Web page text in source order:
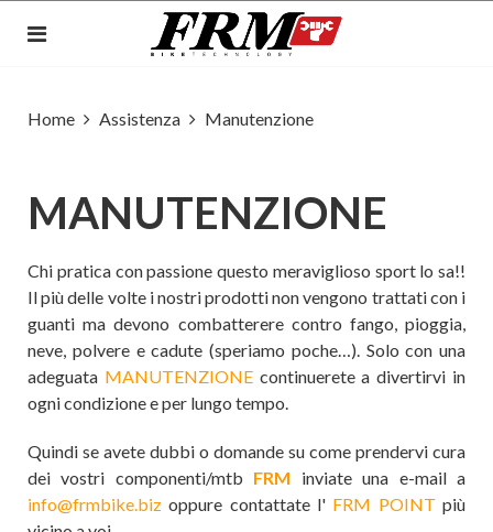
Home Assistenza Manutenzione
MANUTENZIONE
Chi pratica con passione questo meraviglioso sport lo sa!!
Il più delle volte i nostri prodotti non vengono trattati con i
guanti ma devono combatterere contro fango, pioggia,
neve, polvere e cadute (speriamo poche…). Solo con una
adeguata MANUTENZIONEcontinuerete a divertirvi in
ogni condizione e per lungo tempo.
Quindi se avete dubbi o domande su come prendervi cura
dei vostri componenti/mtb FRM inviate una e-mail a
info@frmbike.biz oppure contattate l' FRM POINT più